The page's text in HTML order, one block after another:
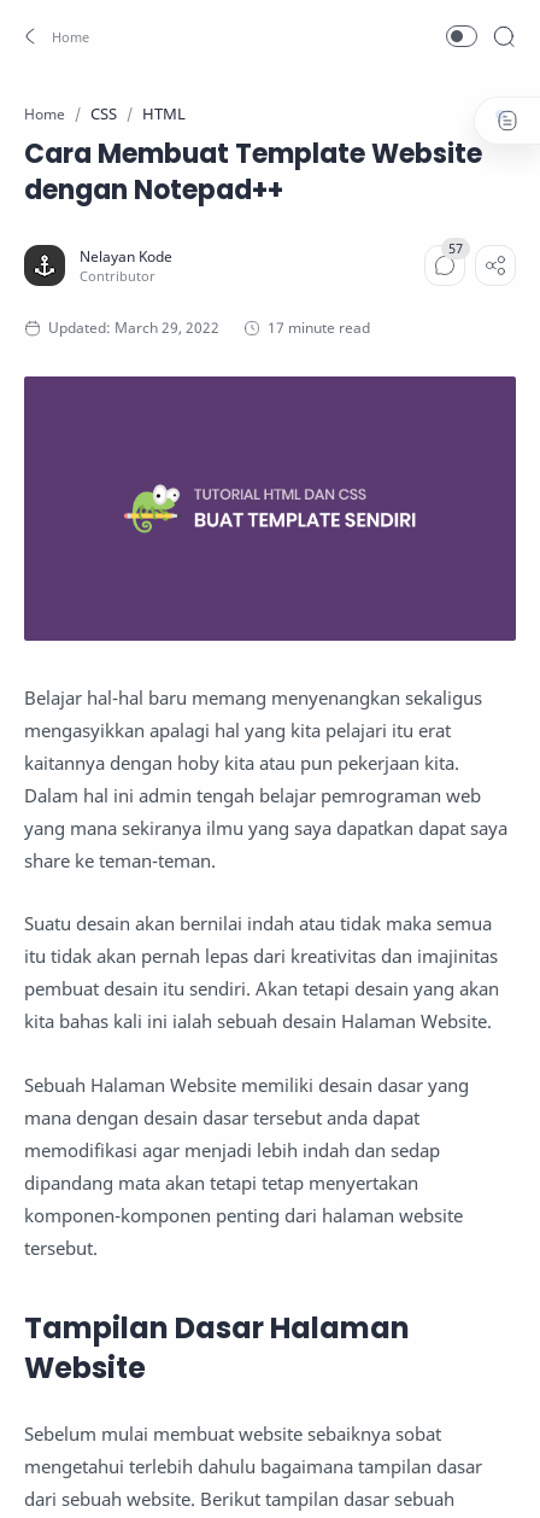
Home CSS HTML
Cara Membuat Template Website
dengan Notepad++
17 minute read
Belajar hal-hal baru memang menyenangkan sekaligus
mengasyikkan apalagi hal yang kita pelajari itu erat
kaitannya dengan hoby kita atau pun pekerjaan kita.
Dalam hal ini admin tengah belajar pemrograman web
yang mana sekiranya ilmu yang saya dapatkan dapat saya
share ke teman-teman.
Suatu desain akan bernilai indah atau tidak maka semua
itu tidak akan pernah lepas dari kreativitas dan imajinitas
pembuat desain itu sendiri. Akan tetapi desain yang akan
kita bahas kali ini ialah sebuah desain Halaman Website.
Sebuah Halaman Website memiliki desain dasar yang
mana dengan desain dasar tersebut anda dapat
memodifikasi agar menjadi lebih indah dan sedap
dipandang mata akan tetapi tetap menyertakan
komponen-komponen penting dari halaman website
tersebut.
Tampilan Dasar Halaman
Website
Sebelum mulai membuat website sebaiknya sobat
mengetahui terlebih dahulu bagaimana tampilan dasar
dari sebuah website. Berikut tampilan dasar sebuah